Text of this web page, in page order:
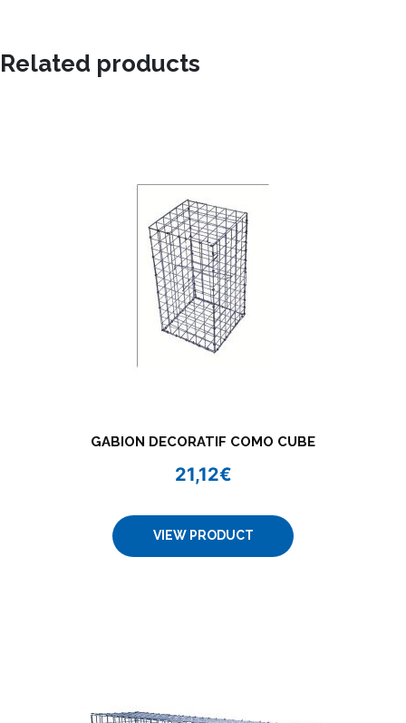
Related products
GABION DECORATIF COMO CUBE
21,12€
VIEW PRODUCT